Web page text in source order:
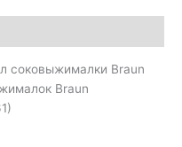
соковыжималки Braun
Braun